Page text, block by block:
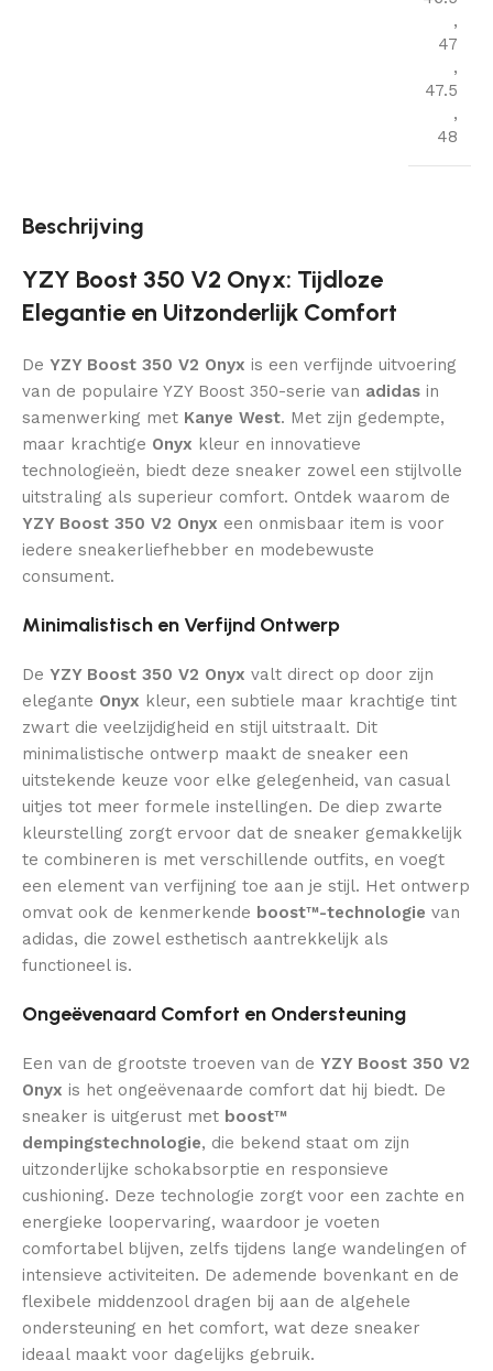
,
47
,
47.5
,
48
Beschrijving
YZY Boost 350 V2 Onyx: Tijdloze
Elegantie en Uitzonderlijk Comfort
De YZY Boost 350 V2 Onyx is een verfijnde uitvoering
van de populaire YZY Boost 350-serie van adidas in
samenwerking met Kanye West. Met zijn gedempte,
maar krachtige Onyx kleur en innovatieve
technologieën, biedt deze sneaker zowel een stijlvolle
uitstraling als superieur comfort. Ontdek waarom de
YZY Boost 350 V2 Onyx een onmisbaar item is voor
iedere sneakerliefhebber en modebewuste
consument.
Minimalistisch en Verfijnd Ontwerp
De YZY Boost 350 V2 Onyx valt direct op door zijn
elegante Onyx kleur, een subtiele maar krachtige tint
zwart die veelzijdigheid en stijl uitstraalt. Dit
minimalistische ontwerp maakt de sneaker een
uitstekende keuze voor elke gelegenheid, van casual
uitjes tot meer formele instellingen. De diep zwarte
kleurstelling zorgt ervoor dat de sneaker gemakkelijk
te combineren is met verschillende outfits, en voegt
een element van verfijning toe aan je stijl. Het ontwerp
omvat ook de kenmerkende boost™-technologie van
adidas, die zowel esthetisch aantrekkelijk als
functioneel is.
Ongeëvenaard Comfort en Ondersteuning
Een van de grootste troeven van de YZY Boost 350 V2
Onyx is het ongeëvenaarde comfort dat hij biedt. De
sneaker is uitgerust met boost™
dempingstechnologie, die bekend staat om zijn
uitzonderlijke schokabsorptie en responsieve
cushioning. Deze technologie zorgt voor een zachte en
energieke loopervaring, waardoor je voeten
comfortabel blijven, zelfs tijdens lange wandelingen of
intensieve activiteiten. De ademende bovenkant en de
flexibele middenzool dragen bij aan de algehele
ondersteuning en het comfort, wat deze sneaker
ideaal maakt voor dagelijks gebruik.